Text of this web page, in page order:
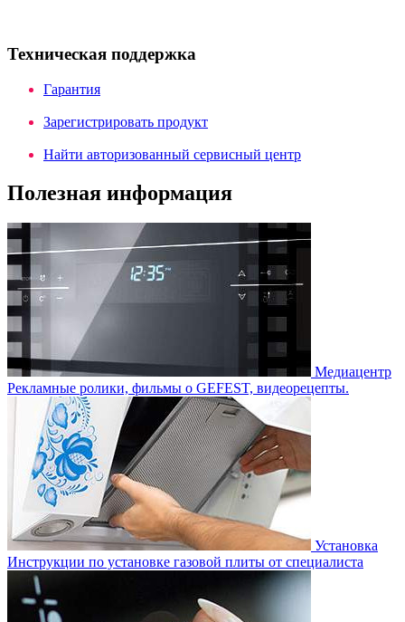
Техническая поддержка
Гарантия
Зарегистрировать продукт
Найти авторизованный сервисный центр
Полезная информация
Медиацентр
Рекламные ролики, фильмы о GEFEST, видеорецепты.
Установка
Инструкции по установке газовой плиты от специалиста